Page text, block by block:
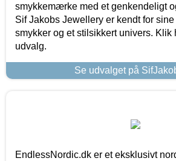
smykkemærke med et genkendeligt
Sif Jakobs Jewellery er kendt for
smykker og et stilsikkert univers. Klik
udvalg.
Se udvalget på
EndlessNordic.dk er et eksklusivt